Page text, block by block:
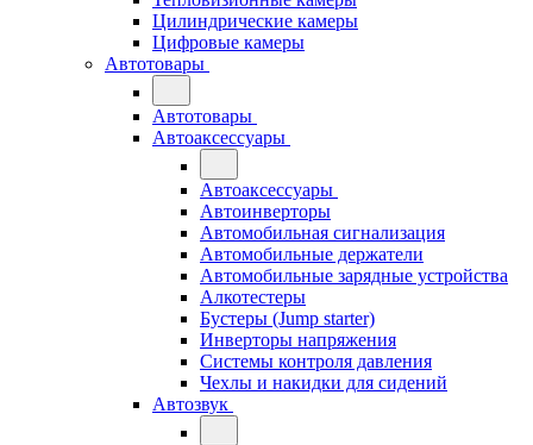
Цилиндрические камеры
Цифровые камеры
Автотовары
Автотовары
Автоаксессуары
Автоаксессуары
Автоинверторы
Автомобильная сигнализация
Автомобильные держатели
Автомобильные зарядные устройства
Алкотестеры
Бустеры (Jump starter)
Инверторы напряжения
Системы контроля давления
Чехлы и накидки для сидений
Автозвук